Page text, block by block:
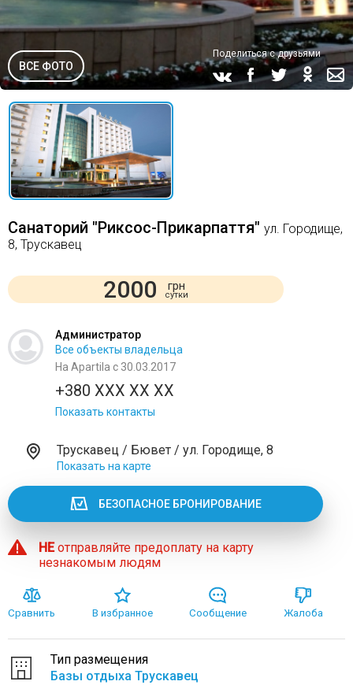
ВСЕ ФОТО
Поделиться с друзьями
Санаторий "Риксос-Прикарпаття" ул. Городище,
8, Трускавец
2000 грн
сутки
Администратор
Все объекты владельца
На Apartila с 30.03.2017
+380 XXX XX XX
Показать контакты
Трускавец / Бювет / ул. Городище, 8
Показать на карте
БЕЗОПАСНОЕ БРОНИРОВАНИЕ
НЕотправляйте предоплату на карту
незнакомым людям
Сравнить В избранное Сообщение Жалоба
Тип размещения
Базы отдыха Трускавец